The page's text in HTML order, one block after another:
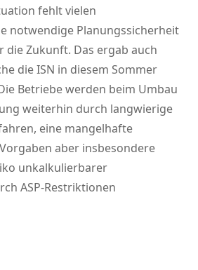
fehlt vielen
notwendige Planungssicherheit
die Zukunft. Das ergab auch
die ISN in diesem Sommer
Betriebe werden beim Umbau
weiterhin durch langwierige
eine mangelhafte
aber insbesondere
unkalkulierbarer
ASP-Restriktionen